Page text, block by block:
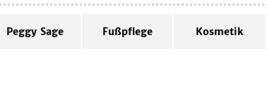
Peggy Sage Fußpflege Kosmetik